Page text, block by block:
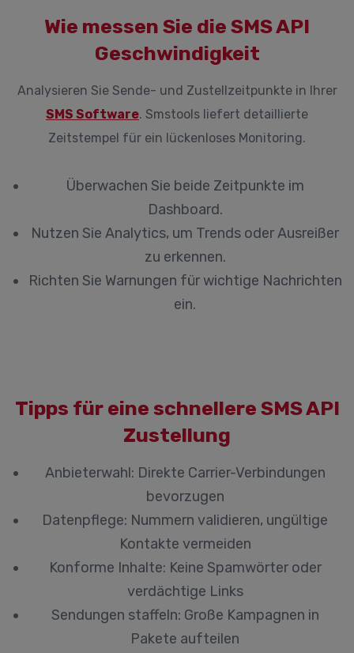
Wie messen Sie die SMS API
Geschwindigkeit
Analysieren Sie Sende- und Zustellzeitpunkte in Ihrer
SMS Software. Smstools liefert detaillierte
Zeitstempel für ein lückenloses Monitoring.
Überwachen Sie beide Zeitpunkte im
Dashboard.
Nutzen Sie Analytics, um Trends oder Ausreißer
zu erkennen.
Richten Sie Warnungen für wichtige Nachrichten
ein.
Tipps für eine schnellere SMS API
Zustellung
Anbieterwahl: Direkte Carrier-Verbindungen
bevorzugen
Datenpflege: Nummern validieren, ungültige
Kontakte vermeiden
Konforme Inhalte: Keine Spamwörter oder
verdächtige Links
Sendungen staffeln: Große Kampagnen in
Pakete aufteilen